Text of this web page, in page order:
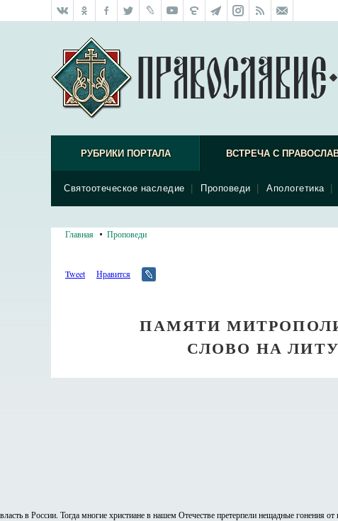
РУБРИКИ ПОРТАЛА ВСТРЕЧА С
Святоотеческое наследие Проповеди Апологетика
Главная Проповеди
Tweet Нравится
ПАМЯТИ
СЛОВО НА
власть в России. Тогда многие христиане в нашем Отечестве претерпели нещадные гонения